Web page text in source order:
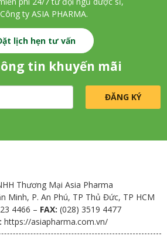
ty ASIA PHARMA.
lịch hẹn tư vấn
tin khuyến mãi
Thương Mại Asia Pharma
Minh, P. An Phú, TP Thủ Đức, TP HCM
4466 – FAX: (028) 3519 4477
https://asiapharma.com.vn/